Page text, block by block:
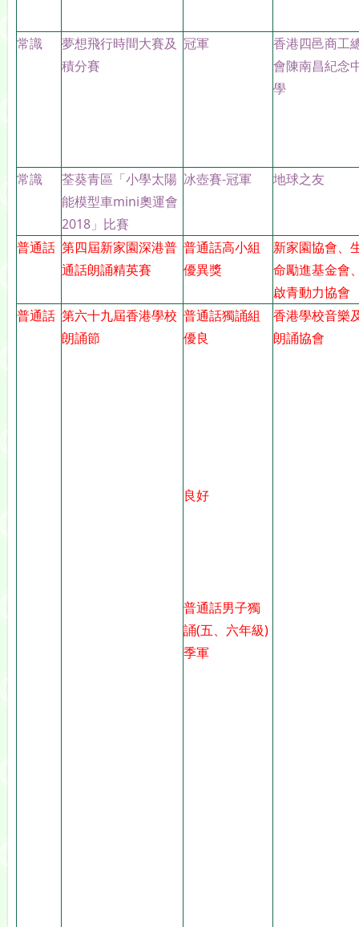
常識
夢想飛行時間大賽及
積分賽
冠軍
香港四邑商工
會陳南昌紀念
學
常識
荃葵青區「小學太陽
能模型車mini奧運會
2018」比賽
冰壺賽-冠軍 地球之友
普通話 第四屆新家園深港普
通話朗誦精英賽
普通話高小組
優異獎
新家園協會、
命勵進基金會
啟青動力協會
普通話 第六十九屆香港學校
朗誦節
普通話獨誦組
優良
良好
普通話男子獨
誦(五、六年級)
季軍
香港學校音樂
朗誦協會